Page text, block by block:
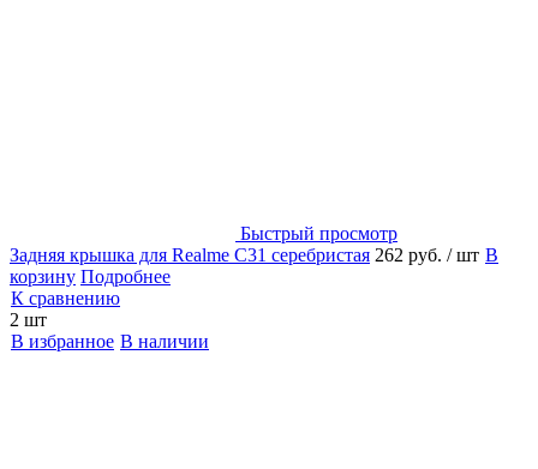
Быстрый просмотр
Задняя крышка для Realme C31 серебристая 262 руб. / шт В
корзину Подробнее
К сравнению
2 шт
В избранное В наличии